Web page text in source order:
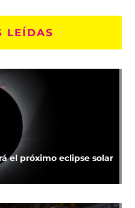
LEÍDAS
el próximo eclipse solar